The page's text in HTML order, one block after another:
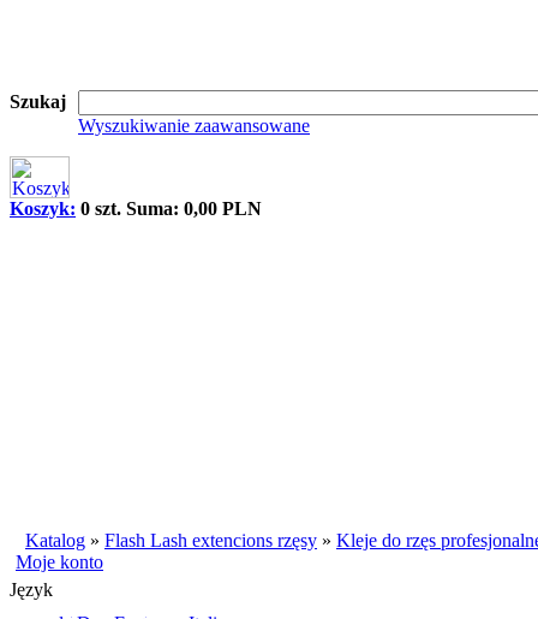
Szukaj
Wyszukiwanie zaawansowane
Koszyk: 0 szt. Suma: 0,00 PLN
Katalog » Flash Lash extencions rzęsy » Kleje do rzęs
Moje konto
Język